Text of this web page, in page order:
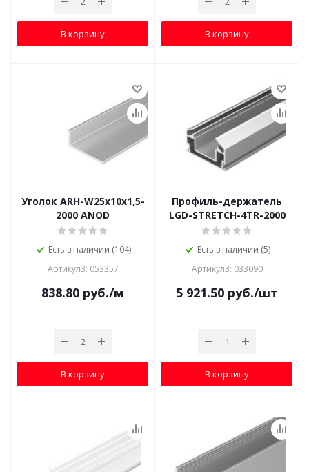
В корзину В корзину
Уголок ARH-W25х10х1,5-
2000 ANOD
Есть в наличии (104)
Артикул3: 053357
838.80 руб./м
В корзину
Профиль-держатель
LGD-STRETCH-4TR-2000
Есть в наличии (5)
Артикул3: 033090
5 921.50 руб./шт
В корзину